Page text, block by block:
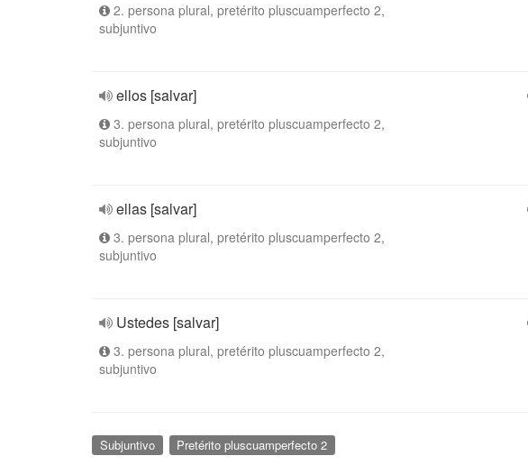
2. persona plural, pretérito pluscuamperfecto 2,
subjuntivo
ellos [salvar]
3. persona plural, pretérito pluscuamperfecto 2,
subjuntivo
ellas [salvar]
3. persona plural, pretérito pluscuamperfecto 2,
subjuntivo
Ustedes [salvar]
3. persona plural, pretérito pluscuamperfecto 2,
subjuntivo
Subjuntivo Pretérito pluscuamperfecto 2